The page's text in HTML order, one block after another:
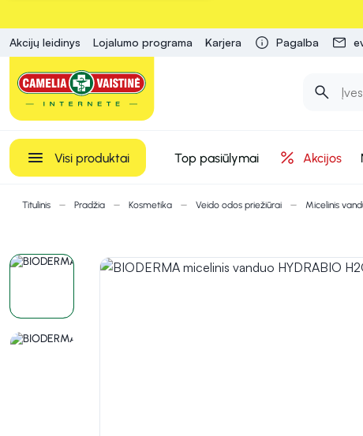
Akcijų leidinys Lojalumo programa Karjera Pagalba
Visi produktai Top pasiūlymai Akcijos
Titulinis Pradžia Kosmetika Veido odos priežiūrai Micelinis